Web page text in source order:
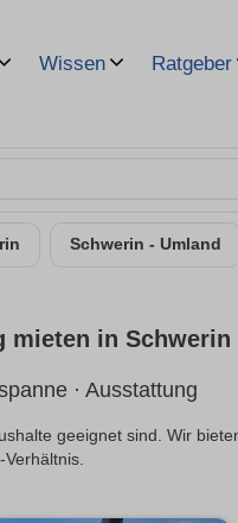
Wissen Ratgeber
Schwerin - Umland
mieten in Schwerin
· Ausstattung
geeignet sind. Wir
Verhältnis.